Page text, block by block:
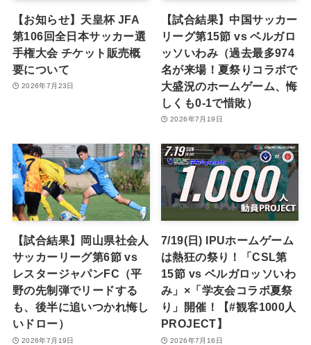
【お知らせ】天皇杯 JFA
第106回全日本サッカー選
手権大会 チケット販売概
要について
2026年7月23日
【試合結果】中国サッカー
リーグ第15節 vs ベルガロ
ッソいわみ（過去最多974
名が来場！夏祭りコラボで
大盛況のホームゲーム、悔
しくも0-1で惜敗）
2026年7月19日
【試合結果】岡山県社会人
サッカーリーグ第6節 vs
レスタージャパンFC（平
野の先制弾でリードする
も、後半に追いつかれ悔し
いドロー）
2026年7月19日
7/19(日) IPUホームゲーム
は熱狂の祭り！「CSL第
15節 vs ベルガロッソいわ
み」×「学友会コラボ夏祭
り」開催！【#観客1000人
PROJECT】
2026年7月16日